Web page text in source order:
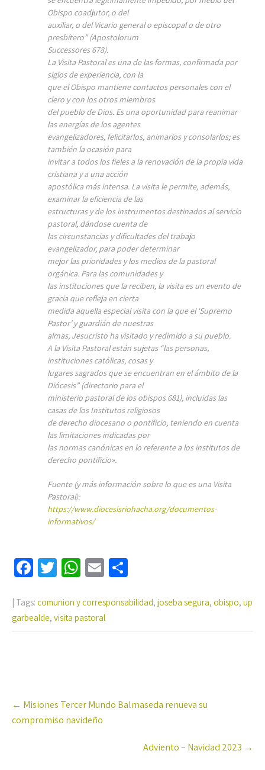
Obispo coadjutor, o del
auxiliar, o del Vicario general o episcopal o de otro
presbítero” (Apostolorum
Successores 678).
La Visita Pastoral es una de las formas, confirmada por
siglos de experiencia, con la
que el Obispo mantiene contactos personales con el
clero y con los otros miembros
del pueblo de Dios. Es una oportunidad para reanimar
las energías de los agentes
evangelizadores, felicitarlos, animarlos y consolarlos; es
también la ocasión para
invitar a todos los fieles a la renovación de la propia vida
cristiana y a una acción
apostólica más intensa. La visita le permite, además,
examinar la eficiencia de las
estructuras y de los instrumentos destinados al servicio
pastoral, dándose cuenta de
las circunstancias y dificultades del trabajo
evangelizador, para poder determinar
mejor las prioridades y los medios de la pastoral
orgánica. Para las comunidades y
las instituciones que la reciben, la visita es un evento de
gracia que refleja en cierta
medida aquella especial visita con la que el ‘Supremo
Pastor’ y guardián de nuestras
almas, Jesucristo ha visitado y redimido a su pueblo.
A la Visita Pastoral están sujetas “las personas,
instituciones católicas, cosas y
lugares sagrados que se encuentran en el ámbito de la
Diócesis” (directorio para el
ministerio pastoral de los obispos 681), incluidas las
casas de los Institutos religiosos
de derecho diocesano o pontificio, teniendo en cuenta
las limitaciones indicadas por
las normas canónicas en lo referente a los institutos de
derecho pontificio».
Fuente (y más información sobre lo que es una Visita
Pastoral):
https://www.diocesisriohacha.org/documentos-
informativos/
Fa
b
o
T
tt
er
W
at
sA
E
ail m
| Tags: comunion y corresponsabilidad, joseba segura, obispo, up
garbealde, visita pastoral
Post
navigation
← Misiones Tercer Mundo Balmaseda renueva su
compromiso navideño
Adviento – Navidad 2023 →